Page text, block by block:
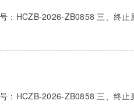
：HCZB-2026-ZB0858 三、终止
：HCZB-2026-ZB0858 三、终止